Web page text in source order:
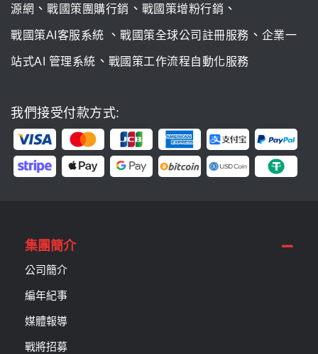
源網 、 戰國策團購行銷 、 戰國策增粉行銷 、
戰國策AI客服系統 、 戰國策全球公司註冊服務 、 企業一
站式AI 管理系統 、 戰國策工作流程自動化服務
我們接受付款方式:
集團簡介
公司簡介
編年紀事
媒體報導
戰將招募